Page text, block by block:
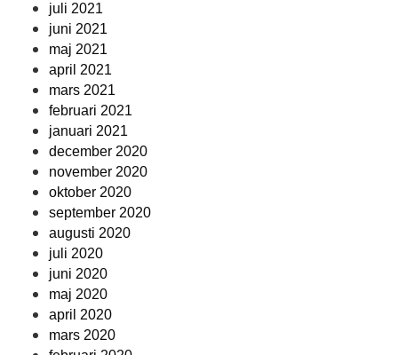
juli 2021
juni 2021
maj 2021
april 2021
mars 2021
februari 2021
januari 2021
december 2020
november 2020
oktober 2020
september 2020
augusti 2020
juli 2020
juni 2020
maj 2020
april 2020
mars 2020